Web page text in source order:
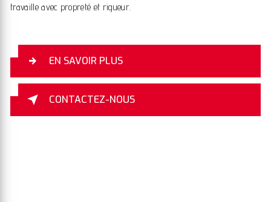
travaille avec propreté et rigueur.
EN SAVOIR PLUS
CONTACTEZ-NOUS